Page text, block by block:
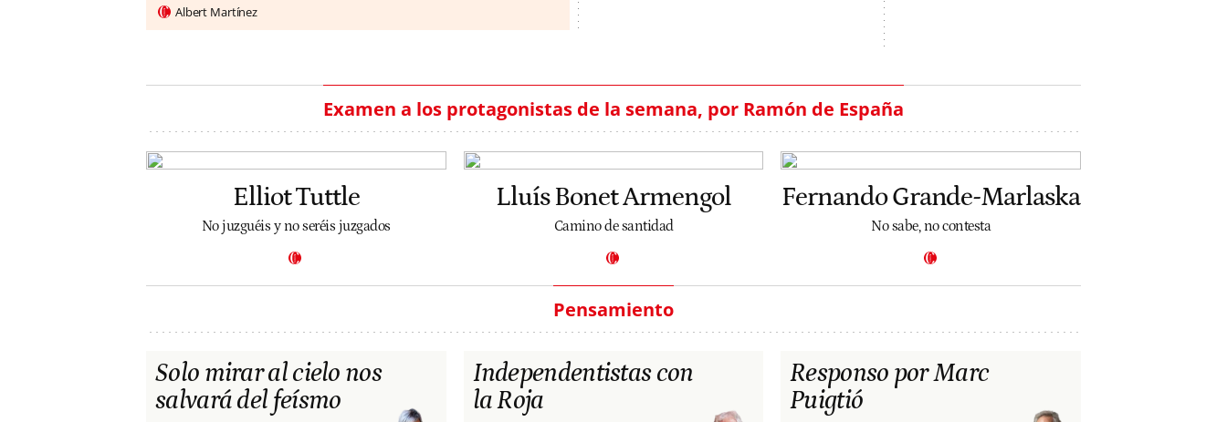
Albert Martínez
Examen a los protagonistas de la semana, por Ramón de España
Elliot Tuttle
No juzguéis y no seréis juzgados
Lluís Bonet Armengol
Camino de santidad
Fernando Grande-Marlaska
No sabe, no contesta
Pensamiento
Solo mirar al cielo nos
salvará del feísmo
Independentistas con
la Roja
Responso por Marc
Puigtió